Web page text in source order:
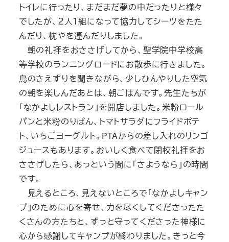
トイレに行ったり、まだまだ夢の中だったりと様々
でしたが、２人１組になって協力してシーツをたた
んだり、枕やを運んだりしました。
朝の礼拝をおささげしてから、聖学院中学校高
等学校のランニングロードにお散歩に行きました。
鳥のさえずりを聞きながら、少しひんやりした空気
の朝を楽しんだあとは、朝ごはんです。先生たちが
「なかよしレストラン」を開店しました。米粉ロール
パンと米粉のりぱん、トマトサラダにフライドポテ
ト、いちごヨーグルト。PTAからの差し入れのリンゴ
ジュースもあります。おいしく食べて閉校礼拝をお
ささげしたら、あっという間に「さようなら」の時間
です。
見えるところ、見えないところで「なかよしキャン
プ」のために心を寄せ、力を尽くしてくださったた
くさんの方たちと、ずっと守ってくださった神様に
心から感謝してキャンプが終わりました。きっと今